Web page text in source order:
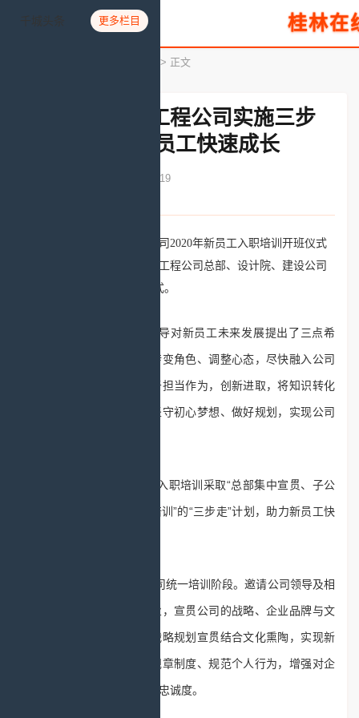
桂林在
千城头条 更多栏目
> 正文
中国电建湖北工程公司实施三步
走计划 助力新员工快速成长
发布时间：2020-07-23 17:12:19
日前，中国电建湖北工程公司2020年新员工入职培训开班仪式
在公司总部举行。来自湖北工程公司总部、设计院、建设公司
的171名新员工参加开班仪式。
开班仪式上，公司领导对新员工未来发展提出了三点希
望：一是希望新员工积极转变角色、调整心态，尽快融入公司
文化；二是希望新员工勇于担当作为，创新进取，将知识转化
为成果；三是希望新员工坚守初心梦想、做好规划，实现公司
据介绍，此次新员工入职培训采取“总部集中宣贯、子公
司专项开展、新员工岗位培训”的“三步走”计划，助力新员工快
第一步为湖北工程公司统一培训阶段。邀请公司领导及相
关部门负责人登台传道授业，宣贯公司的战略、企业品牌与文
化、员工手册等，对公司战略规划宣贯结合文化熏陶，实现新
员工认同企业文化、熟悉规章制度、规范个人行为，增强对企
业的归属感，提升对企业的忠诚度。